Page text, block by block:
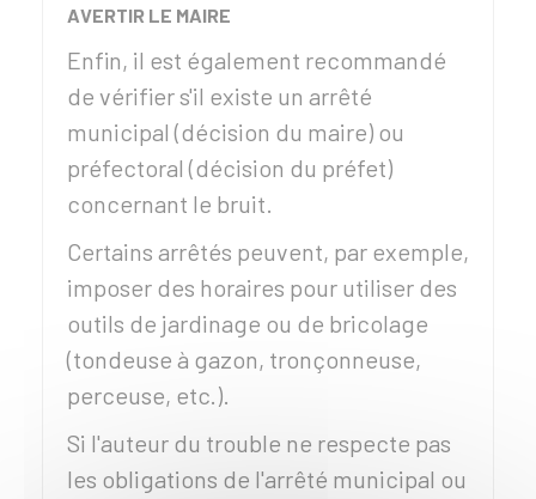
AVERTIR LE MAIRE
Enfin, il est également recommandé
de vérifier s'il existe un arrêté
municipal (décision du maire) ou
préfectoral (décision du préfet)
concernant le bruit.
Certains arrêtés peuvent, par exemple,
imposer des horaires pour utiliser des
outils de jardinage ou de bricolage
(tondeuse à gazon, tronçonneuse,
perceuse, etc.).
Si l'auteur du trouble ne respecte pas
les obligations de l'arrêté municipal ou